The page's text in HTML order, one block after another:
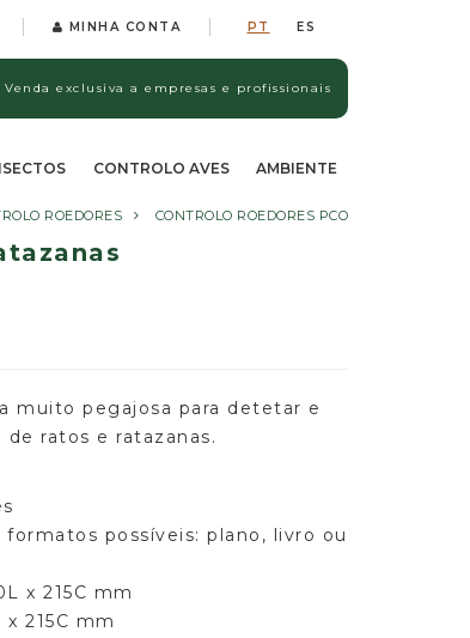
MINHA CONTA PT ES
Venda exclusiva a empresas e profissionais
CONTROLO AVES AMBIENTE
ROEDORES CONTROLO ROEDORES PCO
muito pegajosa para detetar e
ratos e ratazanas.
possíveis: plano, livro ou
x 215C mm
215C mm